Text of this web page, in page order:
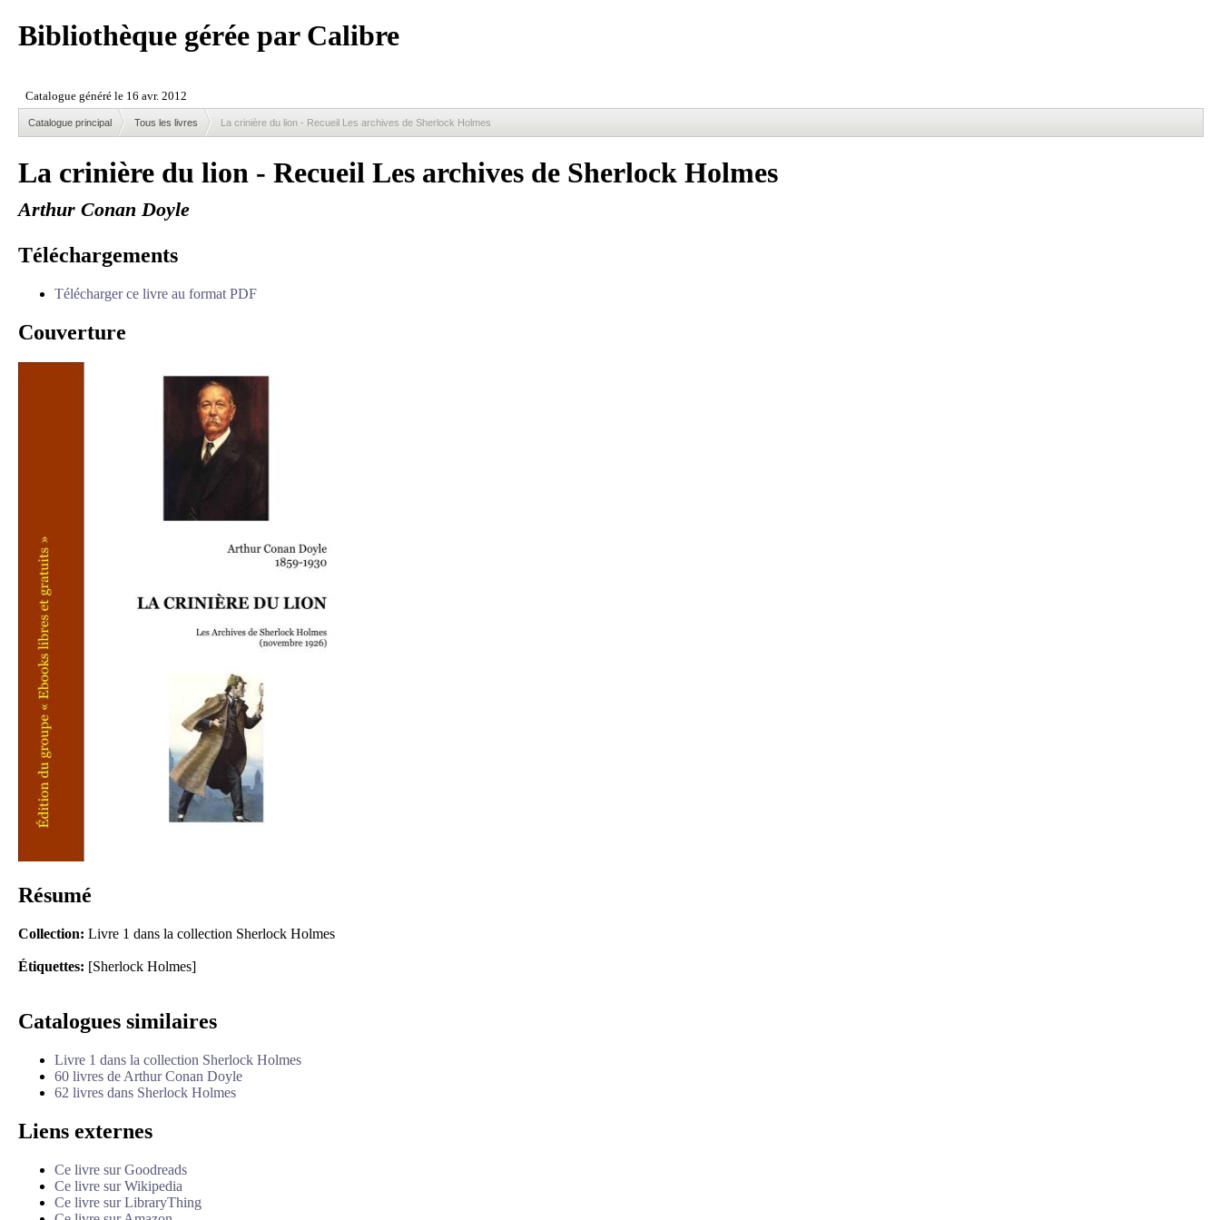
Bibliothèque gérée par Calibre
Catalogue principal Tous les livres La crinière du lion - Recueil Les archives de Sherlock Holmes
La crinière du lion - Recueil Les archives de Sherlock Holmes
Arthur Conan Doyle
Téléchargements
Télécharger ce livre au format PDF
Couverture
Résumé
Collection: Livre 1 dans la collection Sherlock Holmes
Étiquettes: [Sherlock Holmes]
Catalogues similaires
Livre 1 dans la collection Sherlock Holmes
60 livres de Arthur Conan Doyle
62 livres dans Sherlock Holmes
Liens externes
Ce livre sur Goodreads
Ce livre sur Wikipedia
Ce livre sur LibraryThing